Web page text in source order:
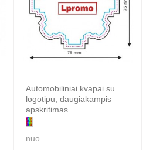
Automobiliniai kvapai su
logotipu, daugiakampis
apskritimas
nuo